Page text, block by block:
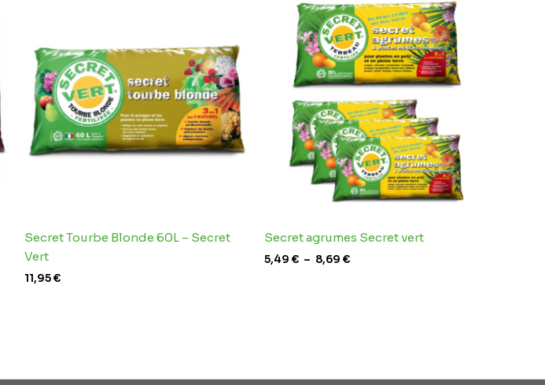
Secret Tourbe Blonde 60L – Secret
Vert
11,95€
Secret agrumes Secret vert
5,49 € – 8,69 €
de
prix :
5,49 €
à
8,69 €